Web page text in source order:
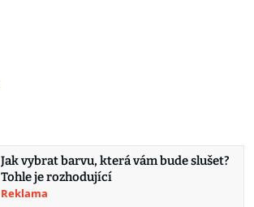
Jak vybrat barvu, která vám bude slušet?
Tohle je rozhodující
Reklama